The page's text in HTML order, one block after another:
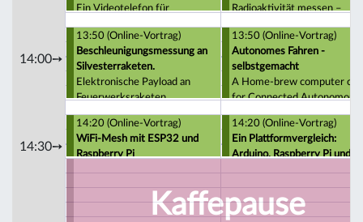
14:00➙
14:30➙
Ein Videotelefon für
Selbstbau-Lösung
Radioaktivität messen –
und LoRaWAN
13:50 (Online-Vortrag)
Beschleunigungsmessung an
Silvesterraketen.
Elektronische Payload an
Feuerwerksraketen
13:50 (Online-Vortrag)
Autonomes Fahren -
selbstgemacht
A Home-brew computer
for Connected Autonomous
Driving
14:20 (Online-Vortrag)
WiFi-Mesh mit ESP32 und
Raspberry Pi
14:20 (Online-Vortrag)
Ein Plattformvergleich:
Arduino, Raspberry Pi und
Kaffepause